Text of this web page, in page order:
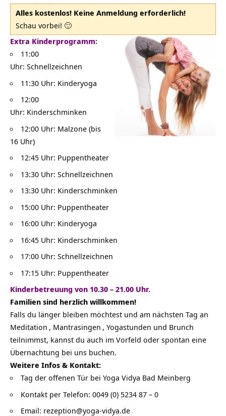
Alles kostenlos! Keine Anmeldung erforderlich!
Schau vorbei! 🙂
Extra Kinderprogramm:
11:00
Uhr: Schnellzeichnen
11:30 Uhr: Kinderyoga
12:00
Uhr: Kinderschminken
12:00 Uhr: Malzone (bis
16 Uhr)
12:45 Uhr: Puppentheater
13:30 Uhr: Schnellzeichnen
13:30 Uhr: Kinderschminken
15:00 Uhr: Puppentheater
16:00 Uhr: Kinderyoga
16:45 Uhr: Kinderschminken
17:00 Uhr: Schnellzeichnen
17:15 Uhr: Puppentheater
Kinderbetreuung von 10.30 – 21.00 Uhr.
Familien sind herzlich willkommen!
Falls du länger bleiben möchtest und am nächsten Tag an
Meditation , Mantrasingen , Yogastunden und Brunch
teilnimmst, kannst du auch im Vorfeld oder spontan eine
Übernachtung bei uns buchen.
Weitere Infos & Kontakt:
Tag der offenen Tür bei Yoga Vidya Bad Meinberg
Kontakt per Telefon: 0049 (0) 5234 87 – 0
Email: rezeption@yoga-vidya.de